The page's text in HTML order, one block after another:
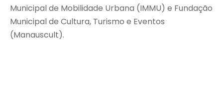
Municipal de Mobilidade Urbana (IMMU) e Fundação
Municipal de Cultura, Turismo e Eventos
(Manauscult).